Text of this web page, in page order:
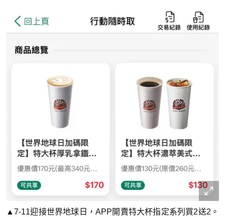
▲7-11迎接世界地球日，APP開賣特大杯指定系列買2送2。